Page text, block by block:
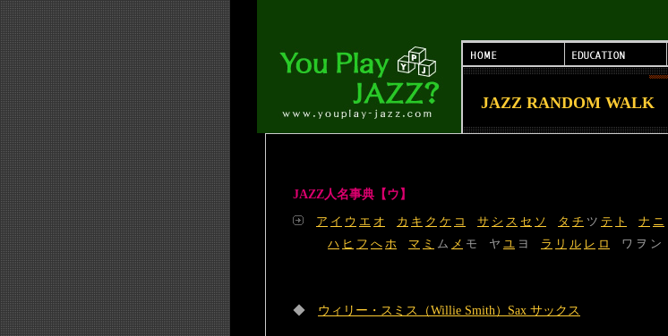
JAZZ RANDOM WALK
JAZZ人名事典【ウ】
ア イ ウ エ オ カ キ ク ケ コ サ シ ス セ ソ タ チ ツ テ ト ナ ニ
ハ ヒ フ へ ホ マ ミ ム メ モ ヤ ユ ヨ ラ リ ル レ ロ ワ ヲ ン
◆ ウィリー・スミス（Willie Smith）Sax サックス